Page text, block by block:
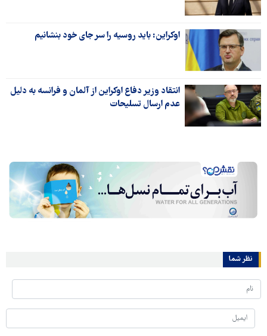
اوکراین: باید روسیه را سر جای خود بنشانیم
انتقاد وزیر دفاع اوکراین از آلمان و فرانسه به دلیل
عدم ارسال تسلیحات
نظر شما